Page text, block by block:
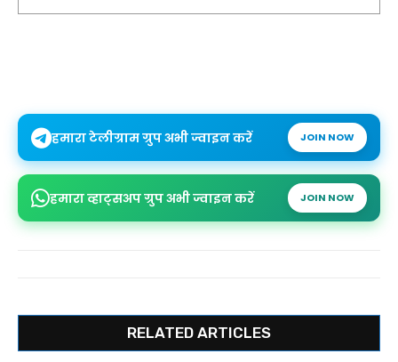
हमारा टेलीग्राम ग्रुप अभी ज्वाइन करें JOIN NOW
हमारा व्हाट्सअप ग्रुप अभी ज्वाइन करें JOIN NOW
RELATED ARTICLES